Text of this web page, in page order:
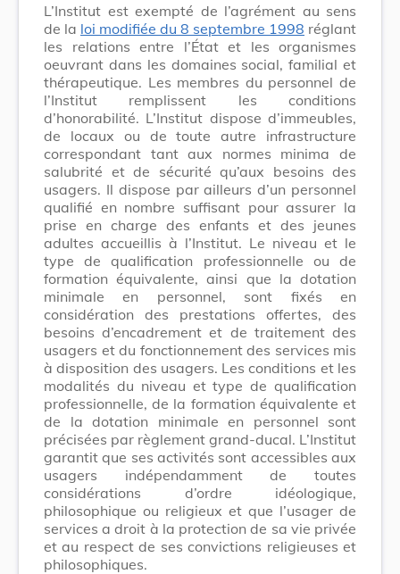
L’Institut est exempté de l’agrément au sens
de la loi modifiée du 8 septembre 1998 réglant
les relations entre l’État et les organismes
oeuvrant dans les domaines social, familial et
thérapeutique. Les membres du personnel de
l’Institut remplissent les conditions
d’honorabilité. L’Institut dispose d’im­meubles,
de locaux ou de toute autre infrastructure
correspondant tant aux normes minima de
salubrité et de sécurité qu’aux besoins des
usagers. Il dispose par ailleurs d’un personnel
qualifié en nombre suffisant pour assurer la
prise en charge des enfants et des jeunes
adultes accueillis à l’Institut. Le niveau et le
type de qualification professionnelle ou de
formation équivalente, ainsi que la dotation
minimale en personnel, sont fixés en
considération des prestations offertes, des
besoins d’encadrement et de traitement des
usagers et du fonctionnement des services mis
à disposition des usagers. Les conditions et les
modalités du niveau et type de qualification
professionnelle, de la formation équiva­lente et
de la dotation minimale en personnel sont
précisées par règlement grand-ducal. L’Institut
garantit que ses activités sont accessibles aux
usagers indépendamment de toutes
considérations d’ordre idéologique,
philosophique ou religieux et que l’usager de
services a droit à la protection de sa vie privée
et au respect de ses convictions religieuses et
philosophiques.